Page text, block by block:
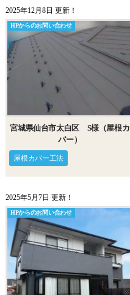
2025年12月8日 更新！
HPからのお問い合わせ
宮城県仙台市太白区 S様（屋根カ
バー）
屋根カバー工法
2025年5月7日 更新！
HPからのお問い合わせ